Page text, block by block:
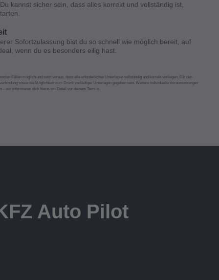
kannst sicher sein, dass alles korrekt und vollständig ist,
Sofortzulassung bist du so schnell wie möglich bereit, auf
wenn du es besonders eilig hast.
Fällen möglich und setzt voraus, dass alle erforderlichen Unterlagen vollständig und korrekt vorliegen. Für den
sowie die Möglichkeit zum Druck vorläufiger Unterlagen gegeben sein. Weitere individuelle Voraussetzungen
– wir informieren dich hierzu im Detail vor deinem Termin.
Auto Pilot